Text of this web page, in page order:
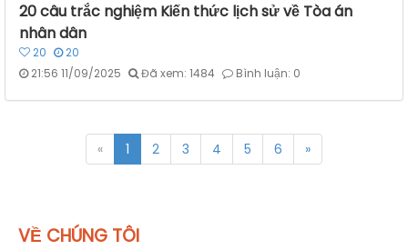
20 câu trắc nghiệm Kiến thức lịch sử về Tòa án
nhân dân
20
20
21:56 11/09/2025
Đã xem: 1484 Bình luận: 0
« 1 2 3 4 5 6 »
VỀ CHÚNG TÔI